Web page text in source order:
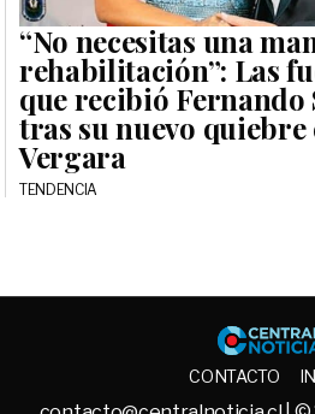
“No necesitas una
rehabilitación”: Las
que recibió
tras su nuevo quiebre
Vergara
TENDENCIA
CONTACTO